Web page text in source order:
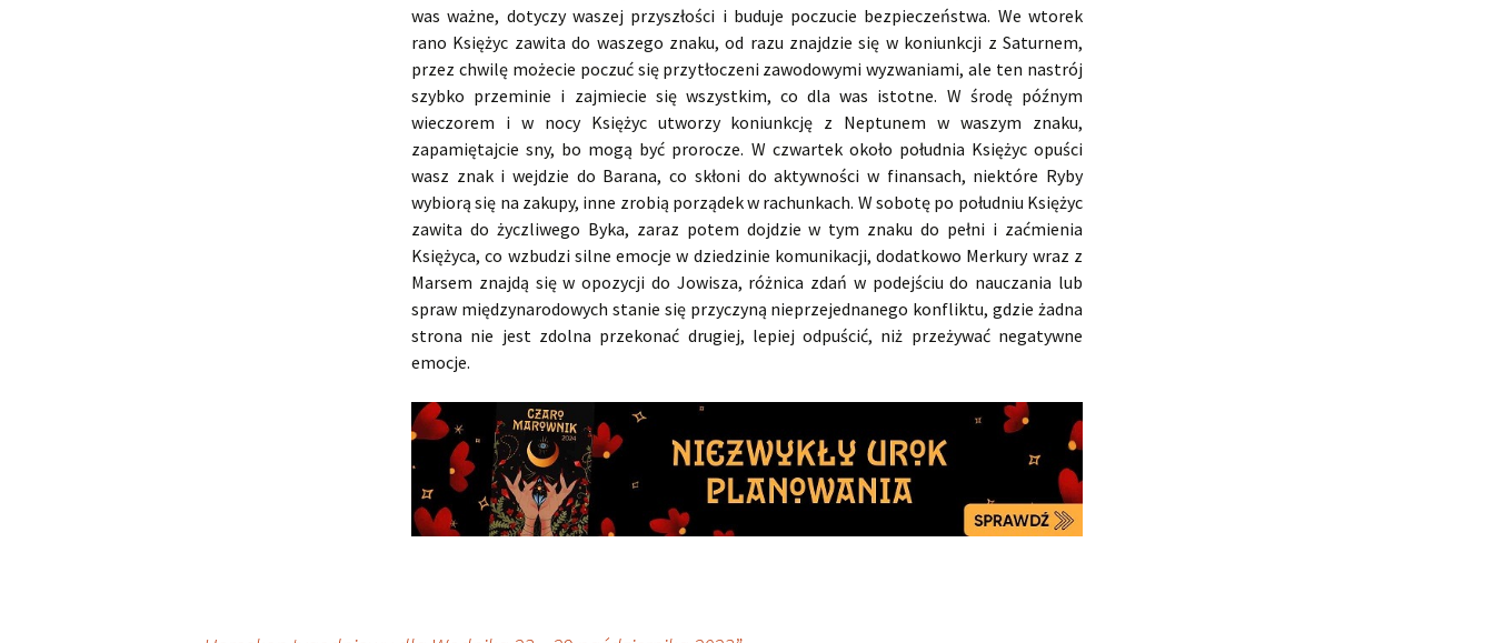
was ważne, dotyczy waszej przyszłości i buduje poczucie bezpieczeństwa. We wtorek
rano Księżyc zawita do waszego znaku, od razu znajdzie się w koniunkcji z Saturnem,
przez chwilę możecie poczuć się przytłoczeni zawodowymi wyzwaniami, ale ten nastrój
szybko przeminie i zajmiecie się wszystkim, co dla was istotne. W środę późnym
wieczorem i w nocy Księżyc utworzy koniunkcję z Neptunem w waszym znaku,
zapamiętajcie sny, bo mogą być prorocze. W czwartek około południa Księżyc opuści
wasz znak i wejdzie do Barana, co skłoni do aktywności w finansach, niektóre Ryby
wybiorą się na zakupy, inne zrobią porządek w rachunkach. W sobotę po południu Księżyc
zawita do życzliwego Byka, zaraz potem dojdzie w tym znaku do pełni i zaćmienia
Księżyca, co wzbudzi silne emocje w dziedzinie komunikacji, dodatkowo Merkury wraz z
Marsem znajdą się w opozycji do Jowisza, różnica zdań w podejściu do nauczania lub
spraw międzynarodowych stanie się przyczyną nieprzejednanego konfliktu, gdzie żadna
strona nie jest zdolna przekonać drugiej, lepiej odpuścić, niż przeżywać negatywne
emocje.